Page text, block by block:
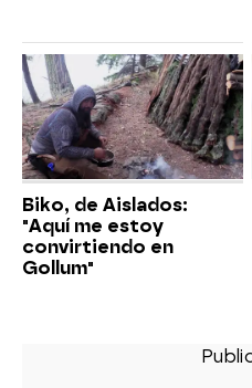
Biko, de Aislados:
"Aquí me estoy
convirtiendo en
Gollum"